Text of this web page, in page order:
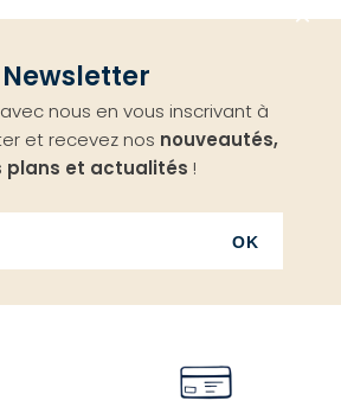
Newsletter
nous en vous inscrivant à
et recevez nos nouveautés,
plans et actualités !
OK